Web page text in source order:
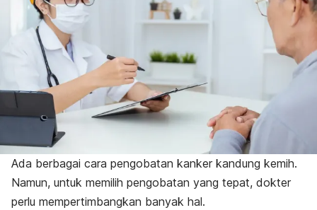
Ada berbagai cara pengobatan kanker kandung kemih.
Namun, untuk memilih pengobatan yang tepat, dokter
perlu mempertimbangkan banyak hal.